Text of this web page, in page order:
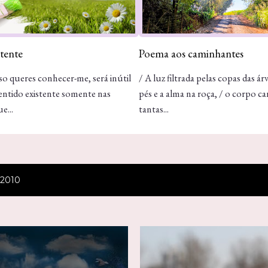
queres conhecer-me, será inútil
existente somente nas
Poema aos caminhantes
/ A luz filtrada pelas copas das
pés e a alma na roça, / o corpo
tantas...